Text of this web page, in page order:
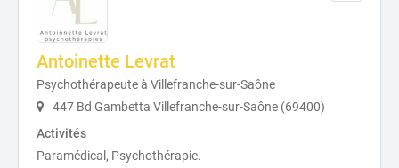
Antoinette Levrat
Psychothérapeute à Villefranche-sur-Saône
447 Bd Gambetta Villefranche-sur-Saône (69400)
Activités
Paramédical, Psychothérapie.